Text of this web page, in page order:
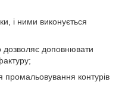
і ними виконується
дозволяє доповнювати
контурів